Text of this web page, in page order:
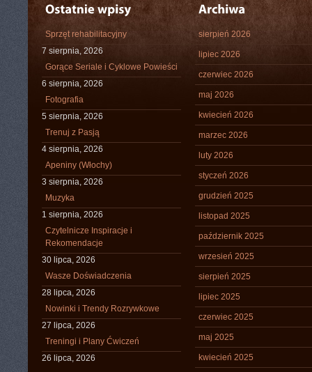
Sprzęt rehabilitacyjny
7 sierpnia, 2026
Gorące Seriale i Cyklowe Powieści
6 sierpnia, 2026
Fotografia
5 sierpnia, 2026
Trenuj z Pasją
4 sierpnia, 2026
Apeniny (Włochy)
3 sierpnia, 2026
Muzyka
1 sierpnia, 2026
Czytelnicze Inspiracje i
Rekomendacje
30 lipca, 2026
Wasze Doświadczenia
28 lipca, 2026
Nowinki i Trendy Rozrywkowe
27 lipca, 2026
Treningi i Plany Ćwiczeń
26 lipca, 2026
sierpień 2026
lipiec 2026
czerwiec 2026
maj 2026
kwiecień 2026
marzec 2026
luty 2026
styczeń 2026
grudzień 2025
listopad 2025
październik 2025
wrzesień 2025
sierpień 2025
lipiec 2025
czerwiec 2025
maj 2025
kwiecień 2025